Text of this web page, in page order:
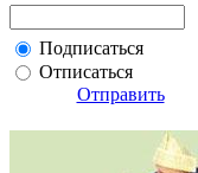
Подписаться
Отписаться
Отправить